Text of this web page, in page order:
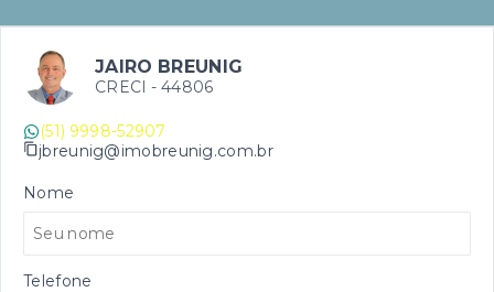
JAIRO BREUNIG
CRECI - 44806
(51) 9998-52907
jbreunig@imobreunig.com.br
Nome
Telefone